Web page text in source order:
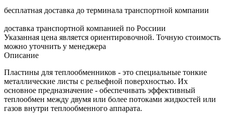
бесплатная доставка до терминала транспортной компании
доставка транспортной компанией по Россиии
Указанная цена является ориентировочной. Точную стоимость
можно уточнить у менеджера
Описание
Пластины для теплообменников - это специальные тонкие
металлические листы с рельефной поверхностью. Их
основное предназначение - обеспечивать эффективный
теплообмен между двумя или более потоками жидкостей или
газов внутри теплообменного аппарата.